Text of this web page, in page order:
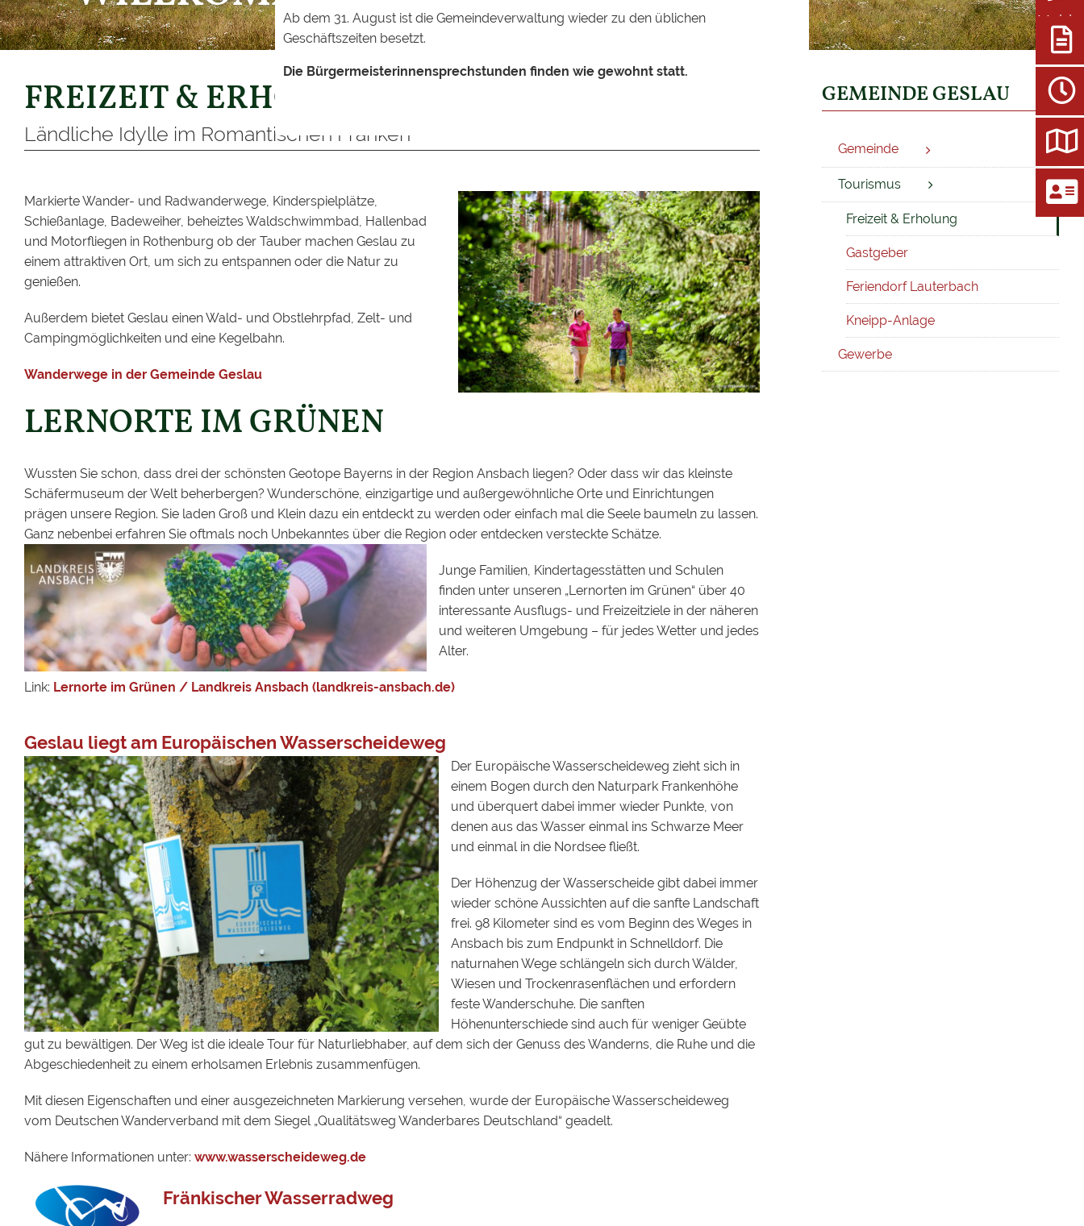
FREIZEIT & ERHOLUNG
Ländliche Idylle im Romantischen Franken
Markierte Wander- und Radwanderwege, Kinderspielplätze,
Schießanlage, Badeweiher, beheiztes Waldschwimmbad, Hallenbad
und Motorfliegen in Rothenburg ob der Tauber machen Geslau zu
einem attraktiven Ort, um sich zu entspannen oder die Natur zu
genießen.
Außerdem bietet Geslau einen Wald- und Obstlehrpfad, Zelt- und
Campingmöglichkeiten und eine Kegelbahn.
Wanderwege in der Gemeinde Geslau
LERNORTE IM GRÜNEN
Wussten Sie schon, dass drei der schönsten Geotope Bayerns in der Region Ansbach liegen? Oder dass wir das kleinste
Schäfermuseum der Welt beherbergen? Wunderschöne, einzigartige und außergewöhnliche Orte und Einrichtungen
prägen unsere Region. Sie laden Groß und Klein dazu ein entdeckt zu werden oder einfach mal die Seele baumeln zu lassen.
Ganz nebenbei erfahren Sie oftmals noch Unbekanntes über die Region oder entdecken versteckte Schätze.
Junge Familien, Kindertagesstätten und Schulen
finden unter unseren „Lernorten im Grünen“ über 40
interessante Ausflugs- und Freizeitziele in der näheren
und weiteren Umgebung – für jedes Wetter und jedes
Alter.
Link: Lernorte im Grünen / Landkreis Ansbach (landkreis-ansbach.de)
Geslau liegt am Europäischen Wasserscheideweg
Der Europäische Wasserscheideweg zieht sich in
einem Bogen durch den Naturpark Frankenhöhe
und überquert dabei immer wieder Punkte, von
denen aus das Wasser einmal ins Schwarze Meer
und einmal in die Nordsee fließt.
Der Höhenzug der Wasserscheide gibt dabei immer
wieder schöne Aussichten auf die sanfte Landschaft
frei. 98 Kilometer sind es vom Beginn des Weges in
Ansbach bis zum Endpunkt in Schnelldorf. Die
naturnahen Wege schlängeln sich durch Wälder,
Wiesen und Trockenrasenflächen und erfordern
feste Wanderschuhe. Die sanften
Höhenunterschiede sind auch für weniger Geübte
gut zu bewältigen. Der Weg ist die ideale Tour für Naturliebhaber, auf dem sich der Genuss des Wanderns, die Ruhe und die
Abgeschiedenheit zu einem erholsamen Erlebnis zusammenfügen.
Mit diesen Eigenschaften und einer ausgezeichneten Markierung versehen, wurde der Europäische Wasserscheideweg
vom Deutschen Wanderverband mit dem Siegel „Qualitätsweg Wanderbares Deutschland“ geadelt.
Nähere Informationen unter: www.wasserscheideweg.de
Fränkischer Wasserradweg
GEMEINDE GESLAU
Gemeinde
Tourismus
Freizeit & Erholung
Gastgeber
Feriendorf Lauterbach
Kneipp-Anlage
Gewerbe
Ab dem 31. August ist die Gemeindeverwaltung wieder zu den üblichen
Geschäftszeiten besetzt.
Die Bürgermeisterinnensprechstunden finden wie gewohnt statt.